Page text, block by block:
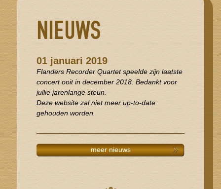
NIEUWS
01 januari 2019
Flanders Recorder Quartet speelde zijn laatste
concert ooit in december 2018. Bedankt voor
jullie jarenlange steun.
Deze website zal niet meer up-to-date
gehouden worden.
meer nieuws